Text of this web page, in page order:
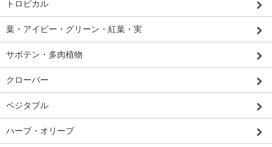
トロピカル
葉・アイビー・グリーン・紅葉・実
サボテン・多肉植物
クローバー
ベジタブル
ハーブ・オリーブ